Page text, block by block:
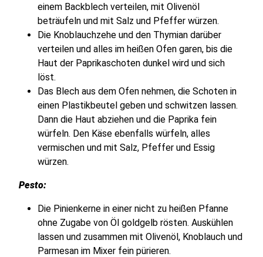
einem Backblech verteilen, mit Olivenöl
beträufeln und mit Salz und Pfeffer würzen.
Die Knoblauchzehe und den Thymian darüber
verteilen und alles im heißen Ofen garen, bis die
Haut der Paprikaschoten dunkel wird und sich
löst.
Das Blech aus dem Ofen nehmen, die Schoten in
einen Plastikbeutel geben und schwitzen lassen.
Dann die Haut abziehen und die Paprika fein
würfeln. Den Käse ebenfalls würfeln, alles
vermischen und mit Salz, Pfeffer und Essig
würzen.
Pesto:
Die Pinienkerne in einer nicht zu heißen Pfanne
ohne Zugabe von Öl goldgelb rösten. Auskühlen
lassen und zusammen mit Olivenöl, Knoblauch und
Parmesan im Mixer fein pürieren.